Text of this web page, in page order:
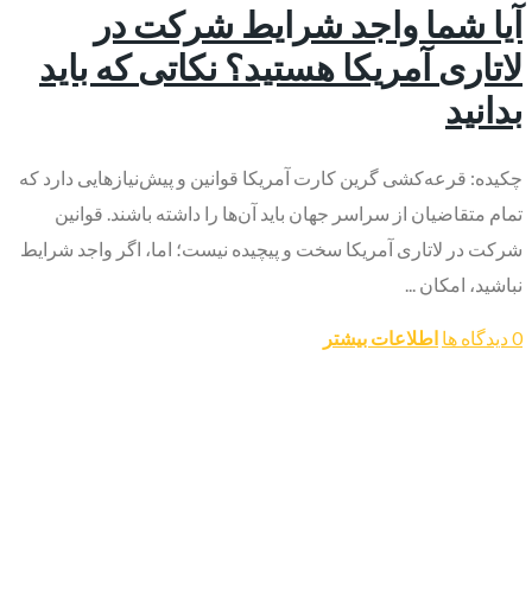
آیا شما واجد شرایط شرکت در
لاتاری آمریکا هستید؟ نکاتی که باید
بدانید
چکیده: قرعه‌کشی گرین کارت آمریکا قوانین و پیش‌نیازهایی دارد که
تمام متقاضیان از سراسر جهان باید آن‌ها را داشته باشند. قوانین
شرکت در لاتاری آمریکا سخت و پیچیده نیست؛ اما، اگر واجد شرایط
نباشید، امکان ...
0 دیدگاه ها اطلاعات بیشتر